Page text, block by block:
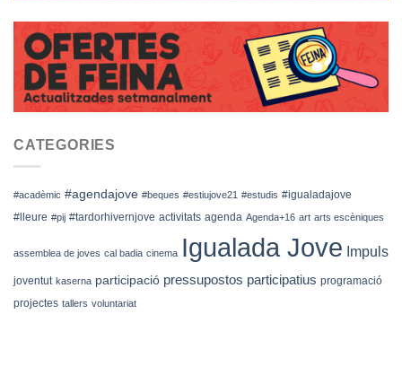
CATEGORIES
#acadèmic #agendajove #beques #estiujove21 #estudis #igualadajove
#lleure #pij #tardorhivernjove activitats agenda Agenda+16 art arts escèniques
assemblea de joves cal badia cinema Igualada Jove Impuls
joventut kaserna participació pressupostos participatius programació
projectes tallers voluntariat